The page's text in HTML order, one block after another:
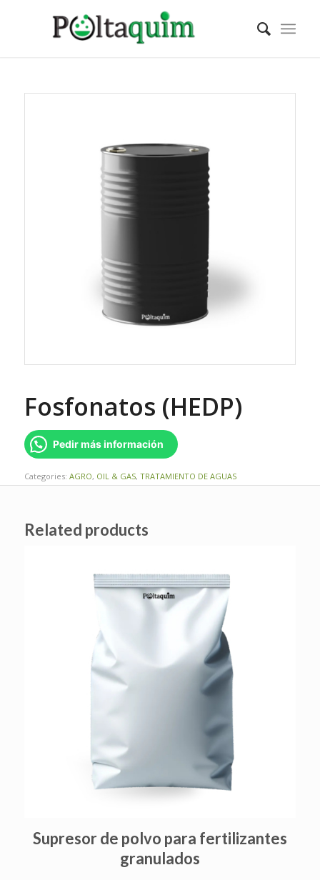
Fosfonatos (HEDP)
Pedir más información
Categories: AGRO, OIL & GAS, TRATAMIENTO DE AGUAS
Related products
Supresor de polvo para fertilizantes
granulados